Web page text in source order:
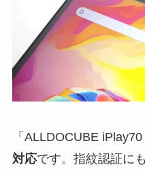
「ALLDOCUBE
対応です。指紋認証に